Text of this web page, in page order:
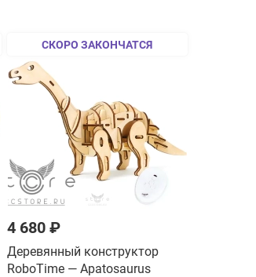
СКОРО ЗАКОНЧАТСЯ
4 680 ₽
Деревянный конструктор
RoboTime — Apatosaurus